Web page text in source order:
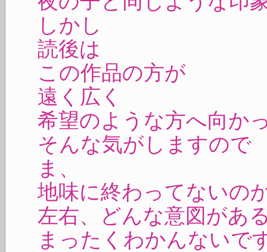
しかし
読後は
この作品の方が
遠く広く
希望のような方へ向か
そんな気がしますので
ま、
地味に終わってないの
左右、どんな意図があ
まったくわかんない